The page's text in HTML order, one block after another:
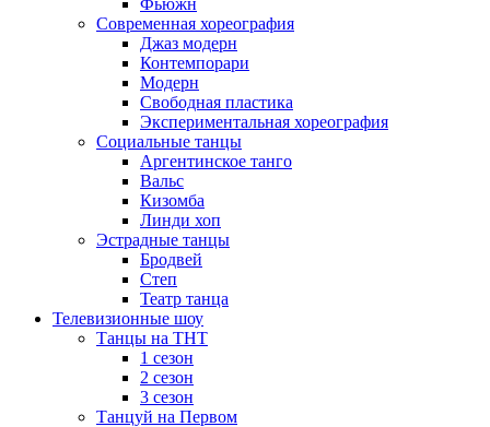
Фьюжн
Современная хореография
Джаз модерн
Контемпорари
Модерн
Свободная пластика
Экспериментальная хореография
Социальные танцы
Аргентинское танго
Вальс
Кизомба
Линди хоп
Эстрадные танцы
Бродвей
Степ
Театр танца
Телевизионные шоу
Танцы на ТНТ
1 сезон
2 сезон
3 сезон
Танцуй на Первом